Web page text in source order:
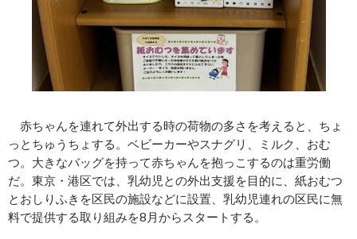
赤ちゃんを連れて外出する時の荷物の多さを考えると、ちょ
っとちゅうちょする。ベビーカーやスナグリ、ミルク、おむ
つ。大きなバッグを持って赤ちゃんを抱っこするのは重労働
だ。東京・港区では、乳幼児との外出支援を目的に、紙おむつ
とおしりふきを区民の施設などに設置、乳幼児連れの区民に無
料で提供する取り組みを8月からスタートする。